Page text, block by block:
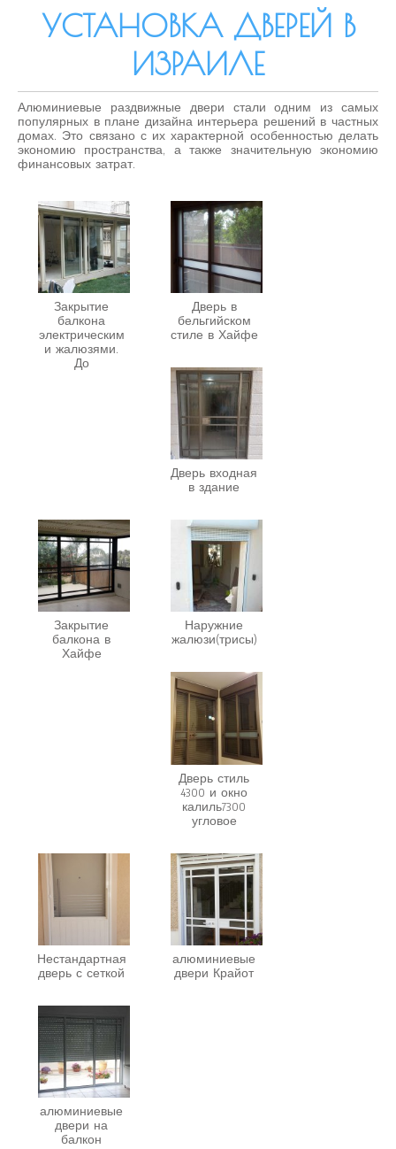
УСТАНОВКА ДВЕРЕЙ В
ИЗРАИЛЕ
Алюминиевые раздвижные двери стали одним из самых
популярных в плане дизайна интерьера решений в частных
домах. Это связано с их характерной особенностью делать
экономию пространства, а также значительную экономию
финансовых затрат.
Закрытие
балкона
электрическим
и жалюзями.
До
Дверь в
бельгийском
стиле в Хайфе
Дверь входная
в здание
Закрытие
балкона в
Хайфе
Наружние
жалюзи(трисы)
Дверь стиль
4300 и окно
калиль7300
угловое
Нестандартная
дверь с сеткой
алюминиевые
двери Крайот
алюминиевые
двери на
балкон